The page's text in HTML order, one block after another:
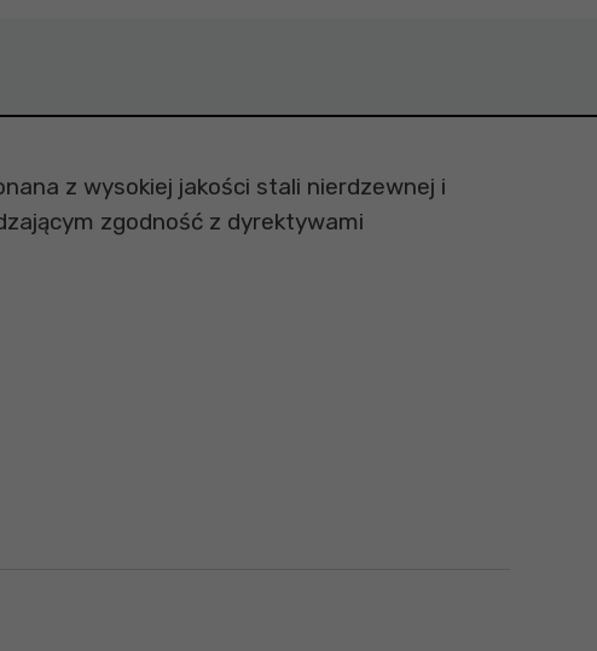
z wysokiej jakości stali nierdzewnej i
zgodność z dyrektywami